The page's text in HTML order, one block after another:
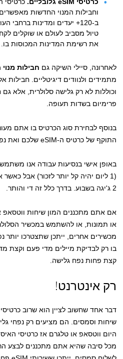
וחבילות המנוי החדשות
ב-120+ יעדים ומדינות
טיול מסביב לעולם או שוקלים
את רשימת המדינות המכוסות בו.
לאחרונה, סיילי השיקה גם חבילות מנוי
וכוללות לא רק גלישה סלולרית, אלא
פרימיום בשדות תעופה.
בנוסף לבחירת סוג הכרטיס בו אתם
התוקף של כרטיס ה-eSIM שלכם ואת נפח הגלישה איתו הוא מגיע.
2 ג'יגה בשבוע. בדרך כלל זה די והותר.
אם אתם מתכננים המון שיחות ווטסאפ
או תמונות, או להשתמש במכשיר
מכשירים אחרים, ייתכן שתצטרכו
בו רק לבדיקת מיילים מדי פעם וקצת
קצת פחות נפח גלישה.
רק אינטרנט!
שיחות וסמסים. הם מציעים רק נפחי
היום ווטסאפ או טלגרם אז כרטיסי
מכל סיבה שהיא אתם מתכננים לבצע